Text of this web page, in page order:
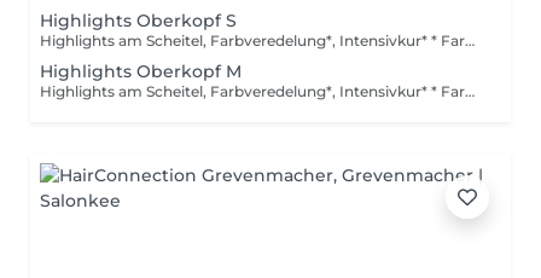
Highlights Oberkopf S
Highlights am Scheitel, Farbveredelung*, Intensivkur* * Farbveredelung: Nach dem Blondieren verleiht das Glossing dem Haar brillanten Glanz, veredelt den Farbton und sorgt für ein harmonisch strahlendes Ergebnis. Die pflegende Formel schließt die Schuppenschicht, neutralisiert unerwünschte Reflexe und hinterlässt das Haar geschmeidig, glänzend und gesund aussehend. *Intensivkur: Versorgt das Haar mit hochkonzentrierten Pflegewirkstoffen, die tief in die Haarstruktur eindringen und Schäden gezielt reparieren
Highlights Oberkopf M
Highlights am Scheitel, Farbveredelung*, Intensivkur* * Farbveredelung: Nach dem Blondieren verleiht das Glossing dem Haar brillanten Glanz, veredelt den Farbton und sorgt für ein harmonisch strahlendes Ergebnis. Die pflegende Formel schließt die Schuppenschicht, neutralisiert unerwünschte Reflexe und hinterlässt das Haar geschmeidig, glänzend und gesund aussehend. *Intensivkur: Versorgt das Haar mit hochkonzentrierten Pflegewirkstoffen, die tief in die Haarstruktur eindringen und Schäden gezielt reparieren